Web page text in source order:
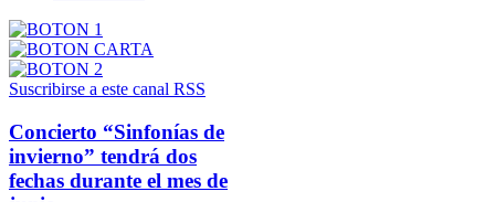
Suscribirse a este canal RSS
Concierto “Sinfonías de
invierno” tendrá dos
fechas durante el mes de